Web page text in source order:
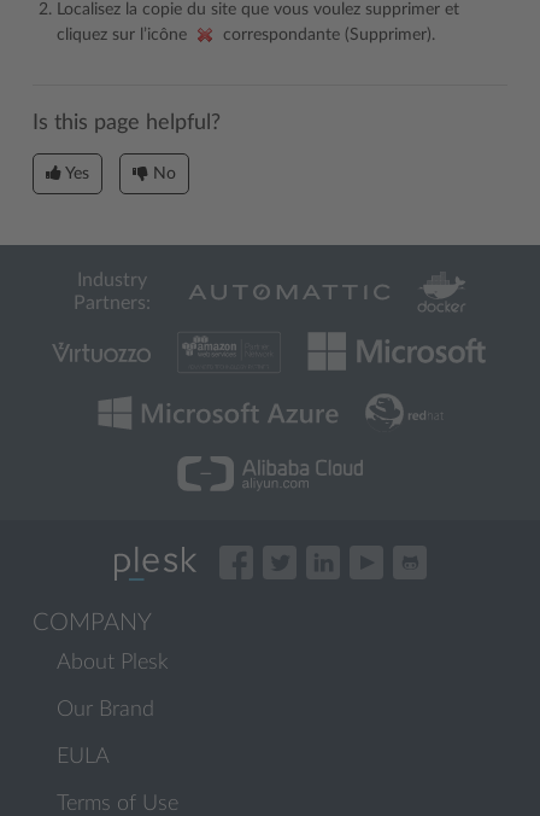
Localisez la copie du site que vous voulez supprimer et
cliquez sur l’icône
correspondante (Supprimer).
Is this page helpful?
Yes No
Industry
Partners:
COMPANY
About Plesk
Our Brand
EULA
Terms of Use